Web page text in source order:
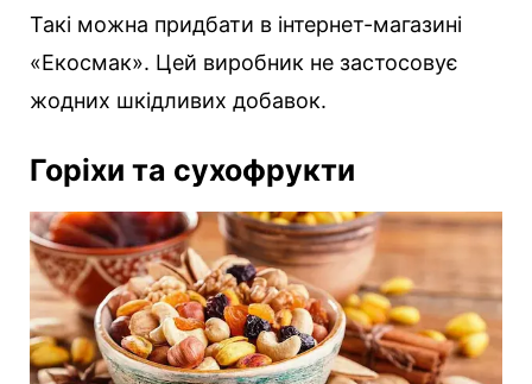
Такі можна придбати в інтернет-магазині
«Екосмак». Цей виробник не застосовує
жодних шкідливих добавок.
Горіхи та сухофрукти